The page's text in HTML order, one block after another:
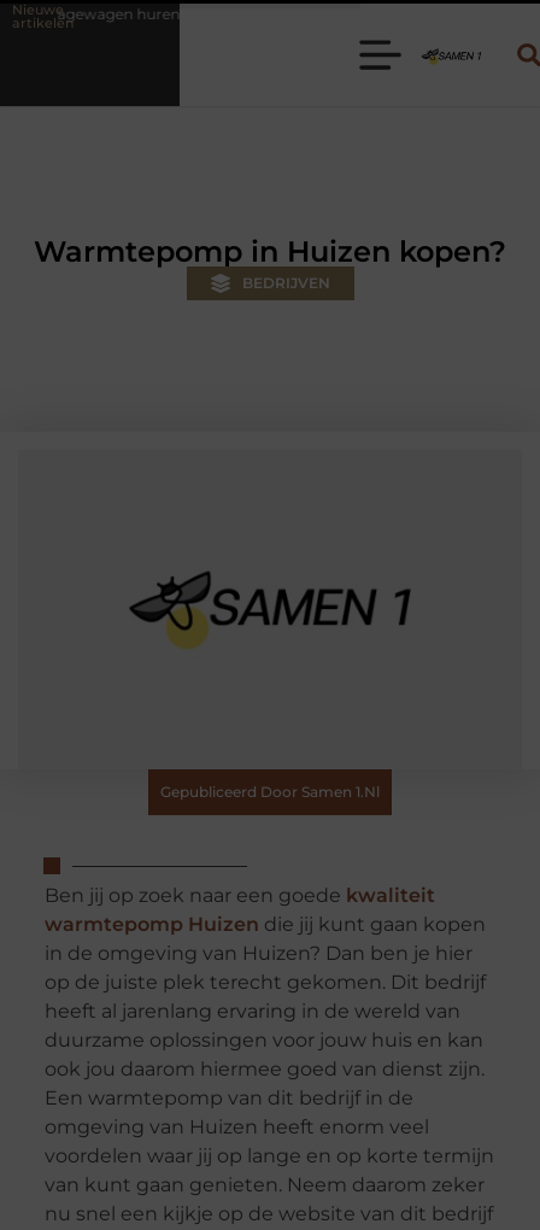
Nieuwe
artikelen
Kies de juiste aanhanger voor jouw klus
Warmtepomp in Huizen kopen?
BEDRIJVEN
Gepubliceerd Door Samen 1.nl
Ben jij op zoek naar een goede kwaliteit
warmtepomp Huizen die jij kunt gaan kopen
in de omgeving van Huizen? Dan ben je hier
op de juiste plek terecht gekomen. Dit bedrijf
heeft al jarenlang ervaring in de wereld van
duurzame oplossingen voor jouw huis en kan
ook jou daarom hiermee goed van dienst zijn.
Een warmtepomp van dit bedrijf in de
omgeving van Huizen heeft enorm veel
voordelen waar jij op lange en op korte termijn
van kunt gaan genieten. Neem daarom zeker
nu snel een kijkje op de website van dit bedrijf